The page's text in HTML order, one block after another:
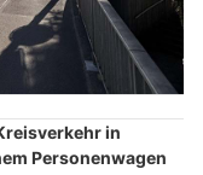
in
Personenwagen